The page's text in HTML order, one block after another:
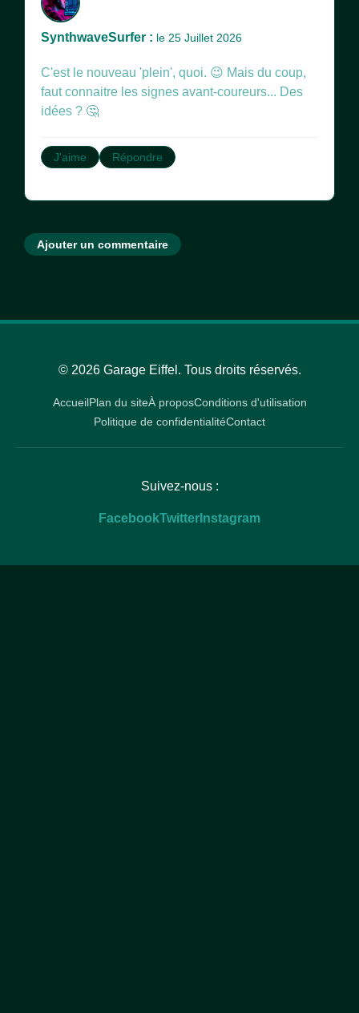
SynthwaveSurfer : le 25 Juillet 2026
C'est le nouveau 'plein', quoi. 😉 Mais du coup,
faut connaitre les signes avant-coureurs... Des
idées ? 🤔
J'aime Répondre
Ajouter un commentaire
© 2026 Garage Eiffel. Tous droits réservés.
AccueilPlan du siteÀ proposConditions d'utilisation
Politique de confidentialitéContact
Suivez-nous :
FacebookTwitter Instagram